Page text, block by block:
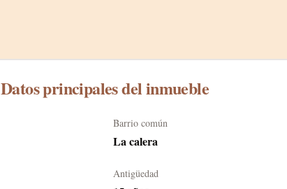
Datos principales del inmueble
Barrio común
La calera
Antigüedad